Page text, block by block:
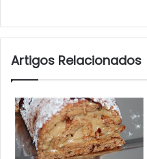
Artigos Relacionados